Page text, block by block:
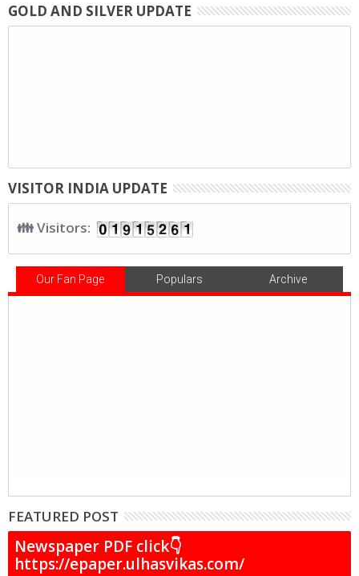
GOLD AND SILVER UPDATE
VISITOR INDIA UPDATE
👪 Visitors:
Our Fan Page Populars Archive
FEATURED POST
Newspaper PDF click👇
https://epaper.ulhasvikas.com/